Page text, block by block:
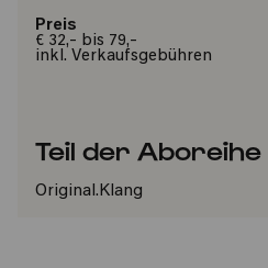
Preis
€ 32,- bis 79,-
inkl. Verkaufsgebühren
Teil der Aboreihe
Original.Klang